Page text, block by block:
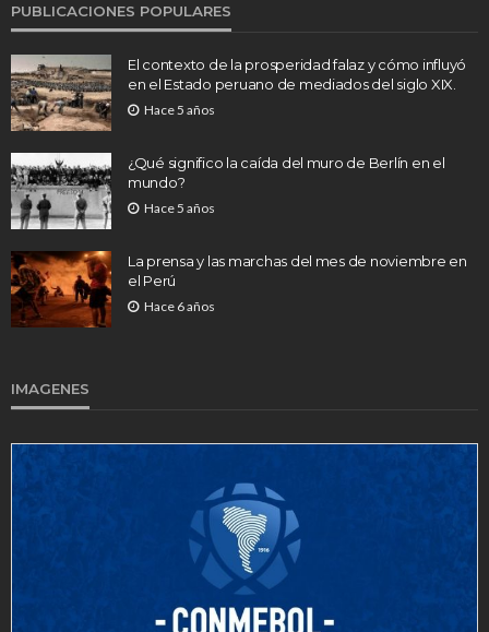
PUBLICACIONES POPULARES
El contexto de la prosperidad falaz y cómo influyó
en el Estado peruano de mediados del siglo XIX.
Hace 5 años
¿Qué significo la caída del muro de Berlín en el
mundo?
Hace 5 años
La prensa y las marchas del mes de noviembre en
el Perú
Hace 6 años
IMAGENES